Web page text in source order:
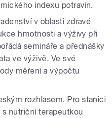
indexu potravin.
v oblasti zdravé
hmotnosti a výživy při
semináře a přednášky
ve výživě. Ve své
měření a výpočtu
rozhlasem. Pro stanici
s nutriční terapeutkou